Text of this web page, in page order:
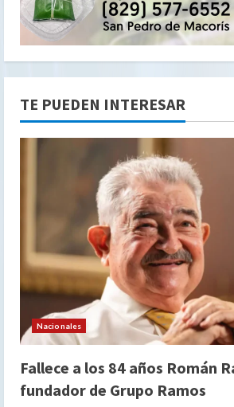
TE PUEDEN INTERESAR
Nacionales
Fallece a los 84 años Román
fundador de Grupo Ramos